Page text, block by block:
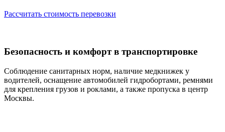
Рассчитать стоимость перевозки
Безопасность и комфорт в транспортировке
Соблюдение санитарных норм, наличие медкнижек у
водителей, оснащение автомобилей гидробортами, ремнями
для крепления грузов и роклами, а также пропуска в центр
Москвы.